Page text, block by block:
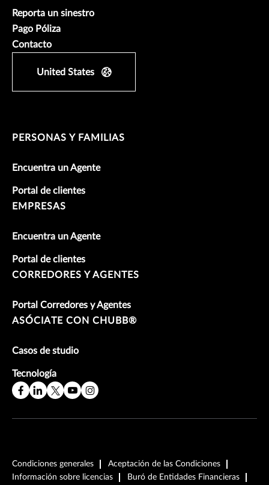
Reporta un sinestro
Pago Póliza
Contacto
United States
PERSONAS Y FAMILIAS
Encuentra un Agente
Portal de clientes
EMPRESAS
Encuentra un Agente
Portal de clientes
CORREDORES Y AGENTES
Portal Corredores y Agentes
ASÓCIATE CON CHUBB®
Casos de studio
Tecnología
Condiciones generales
Aceptación de las Condiciones
Información sobre licencias
Buró de Entidades Financieras